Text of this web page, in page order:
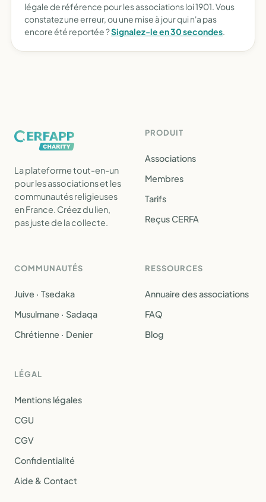
légale de référence pour les associations loi 1901. Vous
constatez une erreur, ou une mise à jour qui n'a pas
encore été reportée ?Signalez-le en 30 secondes.
La plateforme tout-en-un
pour les associations et les
communautés religieuses
en France. Créez du lien,
pas juste de la collecte.
PRODUIT
Associations
Membres
Tarifs
Reçus CERFA
COMMUNAUTÉS
Juive · Tsedaka
Musulmane · Sadaqa
Chrétienne · Denier
RESSOURCES
Annuaire des associations
FAQ
Blog
LÉGAL
Mentions légales
CGU
CGV
Confidentialité
Aide & Contact